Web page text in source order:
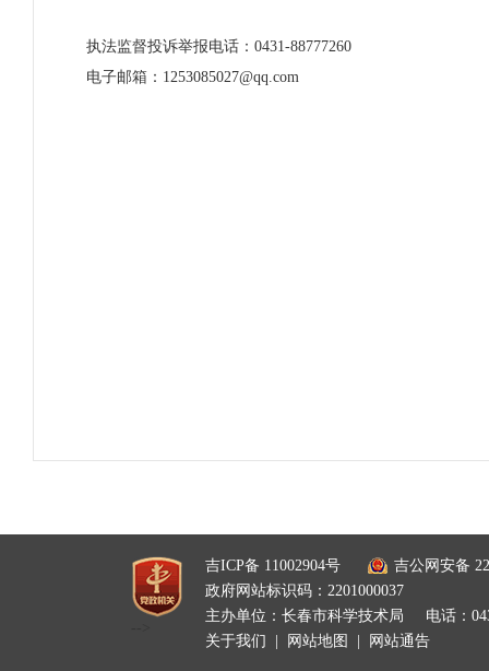
执法监督投诉举报电话：0431-88777260
电子邮箱：1253085027@qq.com
吉ICP备 11002904号
吉公网安备
政府网站标识码：2201000037
主办单位：长春市科学技术局
电话：
关于我们
网站地图 网站通告